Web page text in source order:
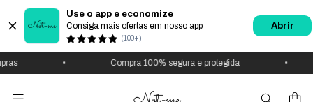
Use o app e economize
Consiga mais ofertas em nosso app
(100+)
Abrir
Compra 100% segura e protegida